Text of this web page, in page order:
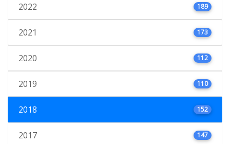
2022 189
2021 173
2020 112
2019 110
2018 152
2017 147